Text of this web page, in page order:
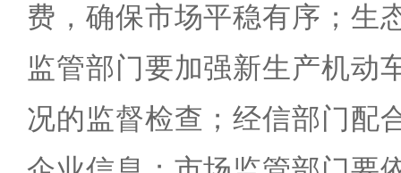
费，确保市场平稳有序；生
监管部门要加强新生产机动
况的监督检查；经信部门配